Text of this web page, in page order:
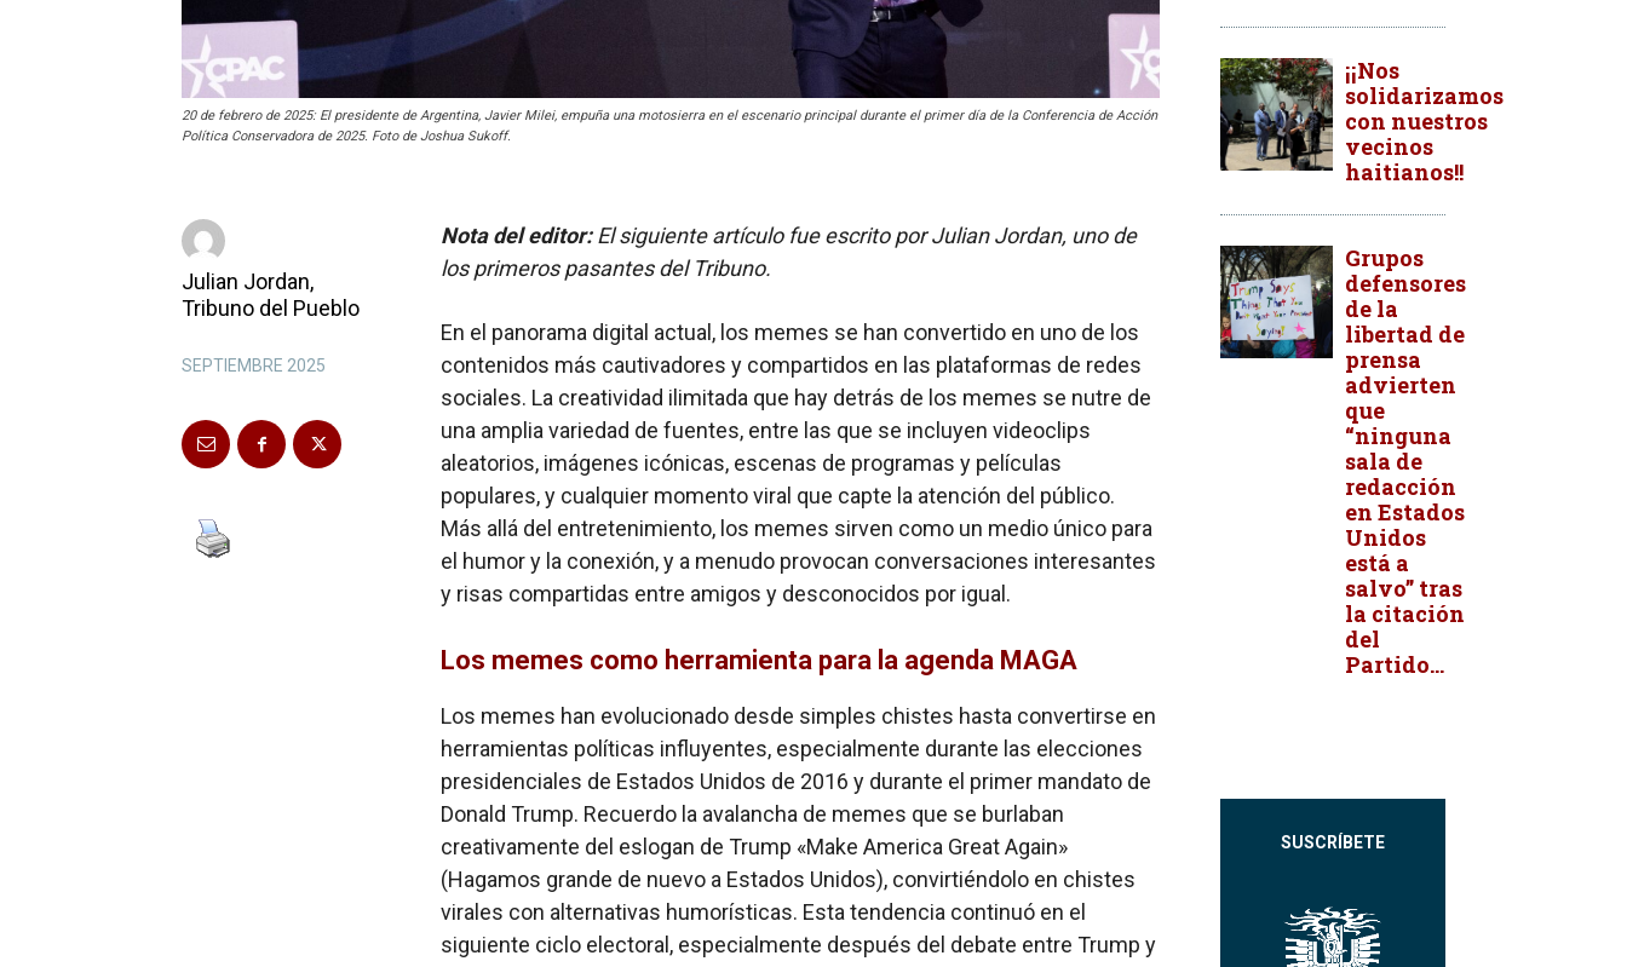
20 de febrero de 2025: El presidente de Argentina, Javier Milei, empuña una motosierra en el escenario principal durante el primer día de la Conferencia de Acción
Política Conservadora de 2025. Foto de Joshua Sukoff.
Julian Jordan,
Tribuno del Pueblo
SEPTIEMBRE 2025
Nota del editor:El siguiente artículo fue escrito por Julian Jordan, uno de
los primeros pasantes del Tribuno.
En el panorama digital actual, los memes se han convertido en uno de los
contenidos más cautivadores y compartidos en las plataformas de redes
sociales. La creatividad ilimitada que hay detrás de los memes se nutre de
una amplia variedad de fuentes, entre las que se incluyen videoclips
aleatorios, imágenes icónicas, escenas de programas y películas
populares, y cualquier momento viral que capte la atención del público.
Más allá del entretenimiento, los memes sirven como un medio único para
el humor y la conexión, y a menudo provocan conversaciones interesantes
y risas compartidas entre amigos y desconocidos por igual.
Los memes como herramienta para la agenda MAGA
Los memes han evolucionado desde simples chistes hasta convertirse en
herramientas políticas influyentes, especialmente durante las elecciones
presidenciales de Estados Unidos de 2016 y durante el primer mandato de
Donald Trump. Recuerdo la avalancha de memes que se burlaban
creativamente del eslogan de Trump «Make America Great Again»
(Hagamos grande de nuevo a Estados Unidos), convirtiéndolo en chistes
virales con alternativas humorísticas. Esta tendencia continuó en el
siguiente ciclo electoral, especialmente después del debate entre Trump y
¡¡Nos
solidarizamos
con nuestros
vecinos
haitianos!!
Grupos
defensores
de la
libertad de
prensa
advierten
que
“ninguna
sala de
redacción
en Estados
Unidos
está a
salvo” tras
la citación
del
Partido...
SUSCRÍBETE